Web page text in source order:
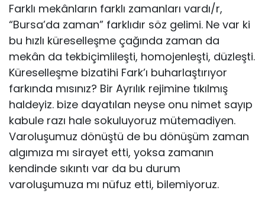
Farklı mekânların farklı zamanları vardı/r,
“Bursa’da zaman” farklıdır söz gelimi. Ne var ki
bu hızlı küreselleşme çağında zaman da
mekân da tekbiçimlileşti, homojenleşti, düzleşti.
Küreselleşme bizatihi Fark’ı buharlaştırıyor
farkında mısınız? Bir Ayrılık rejimine tıkılmış
haldeyiz. bize dayatılan neyse onu nimet sayıp
kabule razı hale sokuluyoruz mütemadiyen.
Varoluşumuz dönüştü de bu dönüşüm zaman
algımıza mı sirayet etti, yoksa zamanın
kendinde sıkıntı var da bu durum
varoluşumuza mı nüfuz etti, bilemiyoruz.